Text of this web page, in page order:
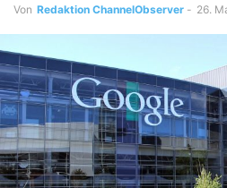
Von Redaktion ChannelObserver - 26.